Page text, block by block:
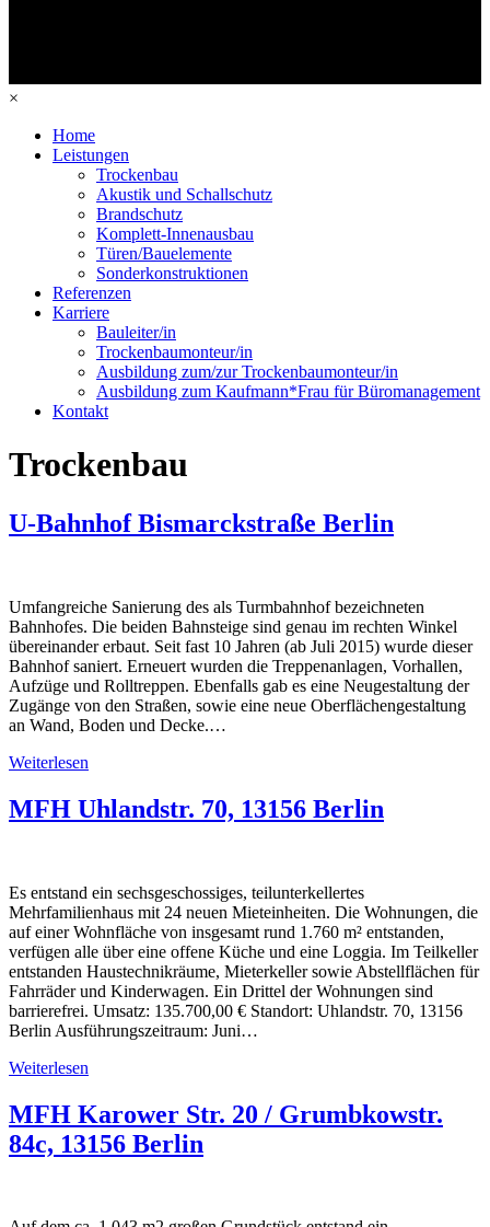
×
Home
Leistungen
Trockenbau
Akustik und Schallschutz
Brandschutz
Komplett-Innenausbau
Türen/Bauelemente
Sonderkonstruktionen
Referenzen
Karriere
Bauleiter/in
Trockenbaumonteur/in
Ausbildung zum/zur Trockenbaumonteur/in
Ausbildung zum Kaufmann*Frau für Büromanagement
Kontakt
Trockenbau
U-Bahnhof Bismarckstraße Berlin
Umfangreiche Sanierung des als Turmbahnhof bezeichneten
Bahnhofes. Die beiden Bahnsteige sind genau im rechten Winkel
übereinander erbaut. Seit fast 10 Jahren (ab Juli 2015) wurde dieser
Bahnhof saniert. Erneuert wurden die Treppenanlagen, Vorhallen,
Aufzüge und Rolltreppen. Ebenfalls gab es eine Neugestaltung der
Zugänge von den Straßen, sowie eine neue Oberflächengestaltung
an Wand, Boden und Decke.…
Weiterlesen
MFH Uhlandstr. 70, 13156 Berlin
Es entstand ein sechsgeschossiges, teilunterkellertes
Mehrfamilienhaus mit 24 neuen Mieteinheiten. Die Wohnungen, die
auf einer Wohnfläche von insgesamt rund 1.760 m² entstanden,
verfügen alle über eine offene Küche und eine Loggia. Im Teilkeller
entstanden Haustechnikräume, Mieterkeller sowie Abstellflächen für
Fahrräder und Kinderwagen. Ein Drittel der Wohnungen sind
barrierefrei. Umsatz: 135.700,00 € Standort: Uhlandstr. 70, 13156
Berlin Ausführungszeitraum: Juni…
Weiterlesen
MFH Karower Str. 20 / Grumbkowstr.
84c, 13156 Berlin